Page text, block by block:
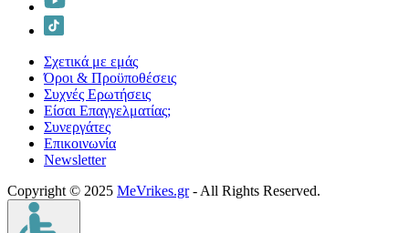
Σχετικά με εμάς
Όροι & Προϋποθέσεις
Συχνές Ερωτήσεις
Είσαι Επαγγελματίας;
Συνεργάτες
Επικοινωνία
Νewsletter
Copyright © 2025 MeVrikes.gr- All Rights Reserved.